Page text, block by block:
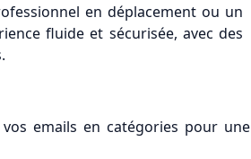
en déplacement ou un
fluide et sécurisée, avec des
emails en catégories pour une